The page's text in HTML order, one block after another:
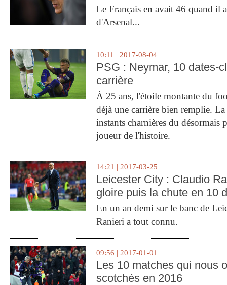
Le Français en avait 46 quand il
d'Arsenal...
10:11 | 2017-08-04
PSG : Neymar, 10 dates-
carrière
À 25 ans, l'étoile montante du
déjà une carrière bien remplie.
instants charnières du désormais
joueur de l'histoire.
14:21 | 2017-03-25
Leicester City : Claudio
gloire puis la chute en 10
En un an demi sur le banc de
Ranieri a tout connu.
09:56 | 2017-01-01
Les 10 matches qui nous
scotchés en 2016